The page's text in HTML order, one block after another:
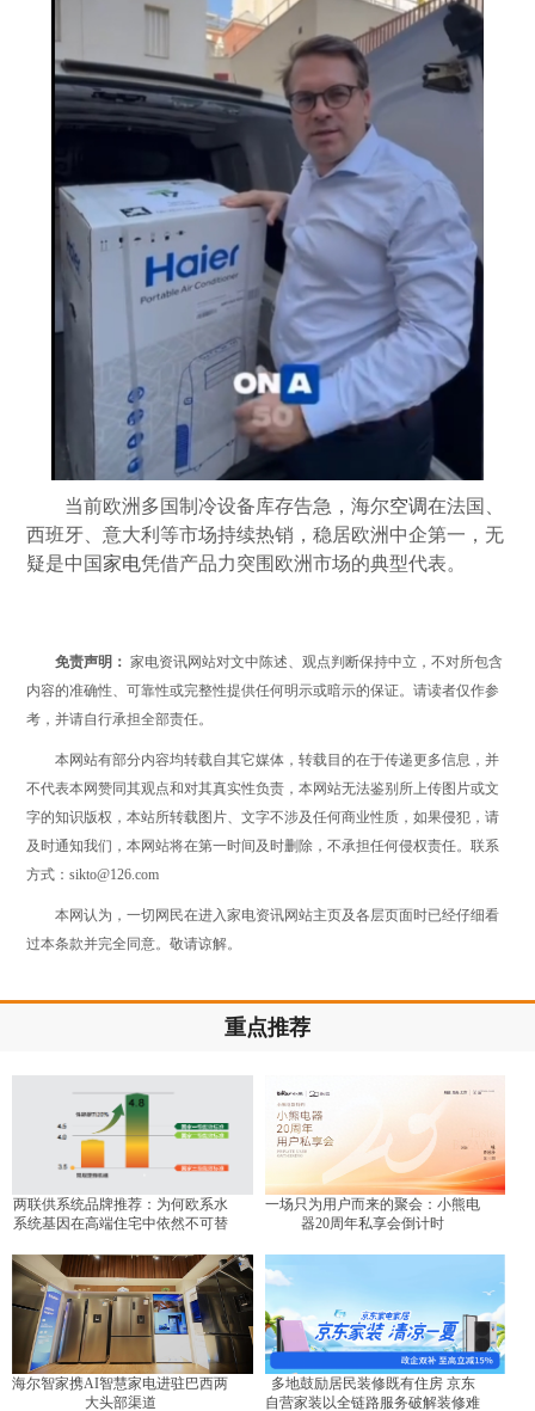
当前欧洲多国制冷设备库存告急，海尔空调在法国、
西班牙、意大利等市场持续热销，稳居欧洲中企第一，无
疑是中国 家电凭借产品力突围欧洲市场的典型代表。
免责声明： 家电资讯网站对文中陈述、观点判断保持中立，不对所包含
内容的准确性、可靠性或完整性提供任何明示或暗示的保证。请读者仅作参
考，并请自行承担全部责任。
本网站有部分内容均转载自其它媒体，转载目的在于传递更多信息，并
不代表本网赞同其观点和对其真实性负责，本网站无法鉴别所上传图片或文
字的知识版权，本站所转载图片、文字不涉及任何商业性质，如果侵犯，请
及时通知我们，本网站将在第一时间及时删除，不承担任何侵权责任。联系
方式：sikto@126.com
本网认为，一切网民在进入家电资讯网站主页及各层页面时已经仔细看
过本条款并完全同意。敬请谅解。
重点推荐
两联供系统品牌推荐：为何欧系水
系统基因在高端住宅中依然不可替
一场只为用户而来的聚会：小熊电
器20周年私享会倒计时
海尔智家携AI智慧家电进驻巴西两
大头部渠道
多地鼓励居民装修既有住房 京东
自营家装以全链路服务破解装修难